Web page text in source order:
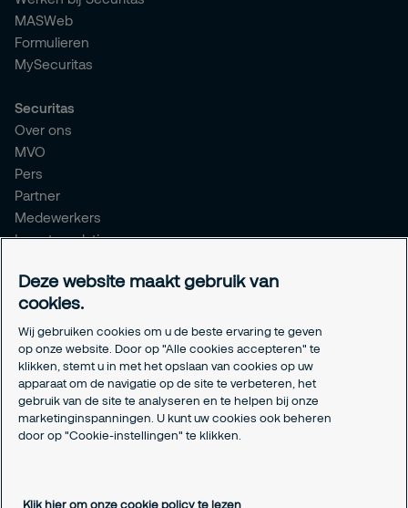
MASWeb
Formulieren
MySecuritas
Securitas
Over ons
MVO
Pers
Partner
Medewerkers
Investor relations
Certificeringen
Aanmeldformulieren installatiepartners
Juridisch
Privacyverklaring
Algemene voorwaarden
Responsible disclosure
Cookie-instellingen
Deze website maakt gebruik van
cookies.
Wij gebruiken cookies om u de beste ervaring te geven
op onze website. Door op "Alle cookies accepteren" te
klikken, stemt u in met het opslaan van cookies op uw
apparaat om de navigatie op de site te verbeteren, het
gebruik van de site te analyseren en te helpen bij onze
marketinginspanningen. U kunt uw cookies ook beheren
door op "Cookie-instellingen" te klikken.
Klik hier om onze cookie policy te lezen